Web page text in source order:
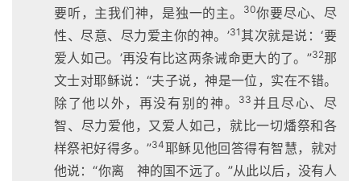
要听，主我们神，是独一的主。
30你要尽心、尽
性、尽意、尽力爱主你的神。’31其次就是说：‘要
爱人如己。’再没有比这两条诫命更大的了。”32那
文士对耶稣说：“夫子说，神是一位，实在不错。
除了他以外，再没有别的神。
33 并且尽心、尽
智、尽力爱他，又爱人如己，就比一切燔祭和各
样祭祀好得多。”34耶稣见他回答得有智慧，就对
他说：“你离 神的国不远了。”从此以后，没有人